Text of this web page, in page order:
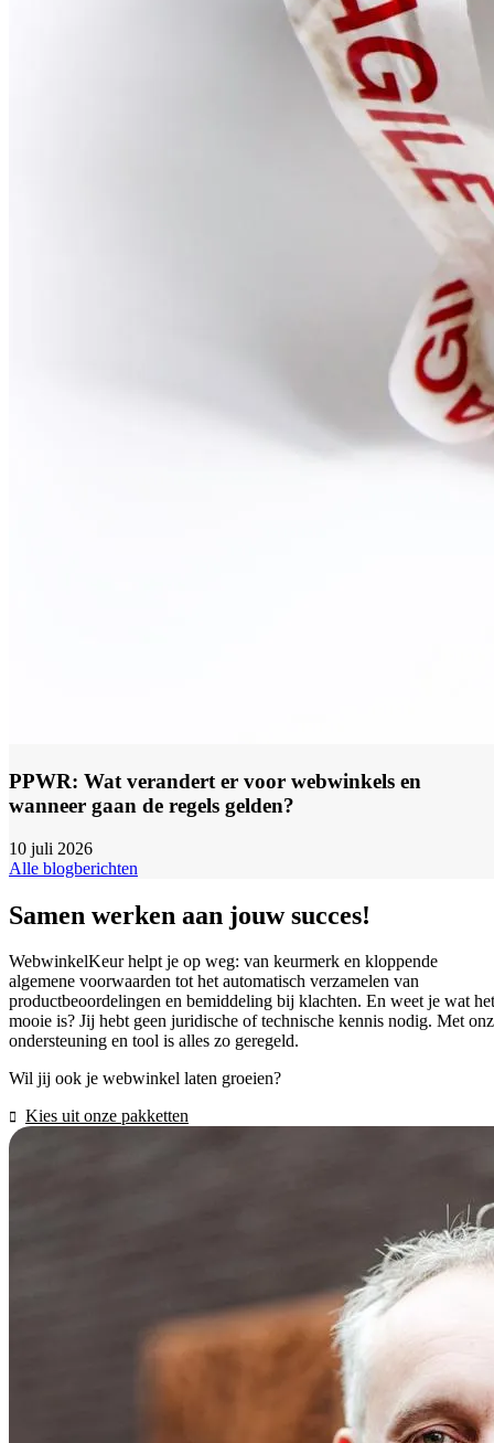
PPWR: Wat verandert er voor webwinkels en
wanneer gaan de regels gelden?
10 juli 2026
Alle blogberichten
Samen werken aan jouw succes!
WebwinkelKeur helpt je op weg: van keurmerk en kloppende
algemene voorwaarden tot het automatisch verzamelen van
productbeoordelingen en bemiddeling bij klachten. En weet je wat het
mooie is? Jij hebt geen juridische of technische kennis nodig. Met
ondersteuning en tool is alles zo geregeld.
Wil jij ook je webwinkel laten groeien?
Kies uit onze pakketten